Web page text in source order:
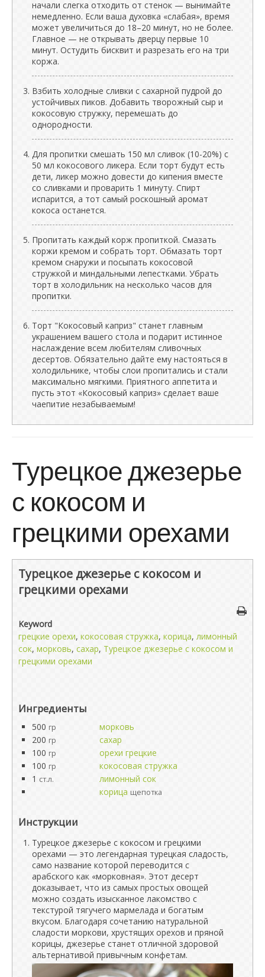
начали слегка отходить от стенок — вынимайте
немедленно. Если ваша духовка «слабая», время
может увеличиться до 18–20 минут, но не более.
Главное — не открывать дверцу первые 10
минут. Остудить бисквит и разрезать его на три
коржа.
Взбить холодные сливки с сахарной пудрой до
устойчивых пиков. Добавить творожный сыр и
кокосовую стружку, перемешать до
однородности.
Для пропитки смешать 150 мл сливок (10-20%) с
50 мл кокосового ликера. Если торт будут есть
дети, ликер можно довести до кипения вместе
со сливками и проварить 1 минуту. Спирт
испарится, а тот самый роскошный аромат
кокоса останется.
Пропитать каждый корж пропиткой. Смазать
коржи кремом и собрать торт. Обмазать торт
кремом снаружи и посыпать кокосовой
стружкой и миндальными лепестками. Убрать
торт в холодильник на несколько часов для
пропитки.
Торт "Кокосовый каприз" станет главным
украшением вашего стола и подарит истинное
наслаждение всем любителям сливочных
десертов. Обязательно дайте ему настояться в
холодильнике, чтобы слои пропитались и стали
максимально мягкими. Приятного аппетита и
пусть этот «Кокосовый каприз» сделает ваше
чаепитие незабываемым!
Турецкое джезерье
с кокосом и
грецкими орехами
Турецкое джезерье с кокосом и
грецкими орехами
Keyword
грецкие орехи, кокосовая стружка, корица, лимонный
сок, морковь, сахар, Турецкое джезерье с кокосом и
грецкими орехами
Ингредиенты
500 гр
морковь
200 гр
сахар
100 гр
орехи грецкие
100 гр
кокосовая стружка
1 ст.л.
лимонный сок
корица щепотка
Инструкции
Турецкое джезерье с кокосом и грецкими
орехами — это легендарная турецкая сладость,
само название которой переводится с
арабского как «морковная». Этот десерт
доказывает, что из самых простых овощей
можно создать изысканное лакомство с
текстурой тягучего мармелада и богатым
вкусом. Благодаря сочетанию натуральной
сладости моркови, хрустящих орехов и пряной
корицы, джезерье станет отличной здоровой
альтернативой привычным конфетам.